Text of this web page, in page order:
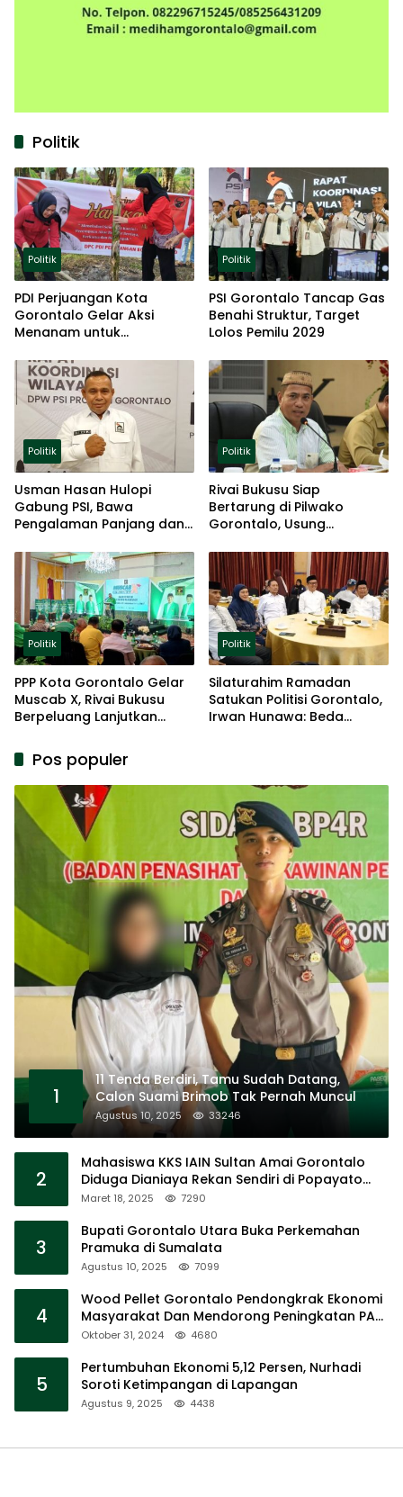
Politik
Politik
PDI Perjuangan Kota
Gorontalo Gelar Aksi
Menanam untuk
Politik
PSI Gorontalo Tancap Gas
Benahi Struktur, Target
Lolos Pemilu 2029
Politik
Usman Hasan Hulopi
Gabung PSI, Bawa
Pengalaman Panjang dan
Politik
Rivai Bukusu Siap
Bertarung di Pilwako
Gorontalo, Usung
Politik
Politik
PPP Kota Gorontalo Gelar
Muscab X, Rivai Bukusu
Berpeluang Lanjutkan
Politik
Silaturahim Ramadan
Satukan Politisi Gorontalo,
Irwan Hunawa: Beda
Pos populer
1
11 Tenda Berdiri, Tamu Sudah Datang,
Calon Suami Brimob Tak Pernah Muncul
Agustus 10, 2025 33246
2
Mahasiswa KKS IAIN Sultan Amai Gorontalo
Diduga Dianiaya Rekan Sendiri di Popayato
Barat
Maret 18, 2025 7290
3
Bupati Gorontalo Utara Buka Perkemahan
Pramuka di Sumalata
Agustus 10, 2025 7099
4
Wood Pellet Gorontalo Pendongkrak Ekonomi
Masyarakat Dan Mendorong Peningkatan PAD
Gorontalo
Oktober 31, 2024 4680
5
Pertumbuhan Ekonomi 5,12 Persen, Nurhadi
Soroti Ketimpangan di Lapangan
Agustus 9, 2025 4438